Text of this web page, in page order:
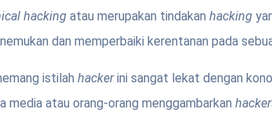
hacking atau merupakan tindakan hacking
dan memperbaiki kerentanan pada
istilah hackerini sangat lekat dengan
media atau orang-orang menggambarkan